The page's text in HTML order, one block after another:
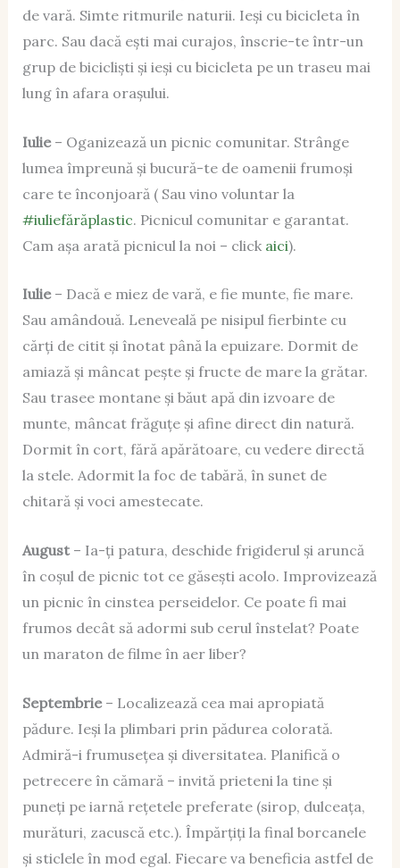
de vară. Simte ritmurile naturii. Ieși cu bicicleta în
parc. Sau dacă ești mai curajos, înscrie-te într-un
grup de bicicliști și ieși cu bicicleta pe un traseu mai
lung în afara orașului.
Iulie– Oganizează un picnic comunitar. Strânge
lumea împreună și bucură-te de oamenii frumoși
care te înconjoară ( Sau vino voluntar la
#iuliefărăplastic. Picnicul comunitar e garantat.
Cam așa arată picnicul la noi – click aici).
Iulie– Dacă e miez de vară, e fie munte, fie mare.
Sau amândouă. Leneveală pe nisipul fierbinte cu
cărți de citit și înotat până la epuizare. Dormit de
amiază și mâncat pește și fructe de mare la grătar.
Sau trasee montane și băut apă din izvoare de
munte, mâncat frăguțe și afine direct din natură.
Dormit în cort, fără apărătoare, cu vedere directă
la stele. Adormit la foc de tabără, în sunet de
chitară și voci amestecate.
August– Ia-ți patura, deschide frigiderul și aruncă
în coșul de picnic tot ce găsești acolo. Improvizează
un picnic în cinstea perseidelor. Ce poate fi mai
frumos decât să adormi sub cerul înstelat? Poate
un maraton de filme în aer liber?
Septembrie– Localizează cea mai apropiată
pădure. Ieși la plimbari prin pădurea colorată.
Admiră-i frumusețea și diversitatea. Planifică o
petrecere în cămară – invită prieteni la tine și
puneți pe iarnă rețetele preferate (sirop, dulceața,
murături, zacuscă etc.). Împărțiți la final borcanele
și sticlele în mod egal. Fiecare va beneficia astfel de